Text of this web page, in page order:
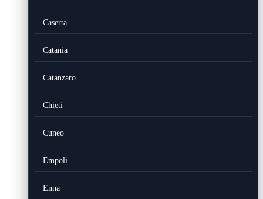
Caserta
Catania
Catanzaro
Chieti
Cuneo
Empoli
Enna